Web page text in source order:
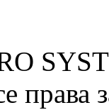
права